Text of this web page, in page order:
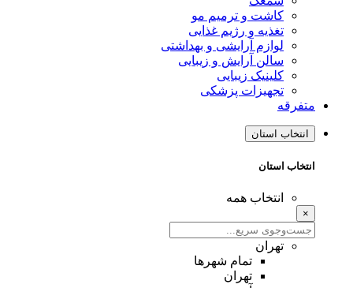
کاشت و ترمیم مو
تغذیه و رژیم غذایی
لوازم آرایشی و بهداشتی
سالن آرایش و زیبایی
کلینیک زیبایی
تجهیزات پزشکی
متفرقه
انتخاب استان
انتخاب استان
انتخاب همه
×
تهران
تمام شهر‌ها
تهران